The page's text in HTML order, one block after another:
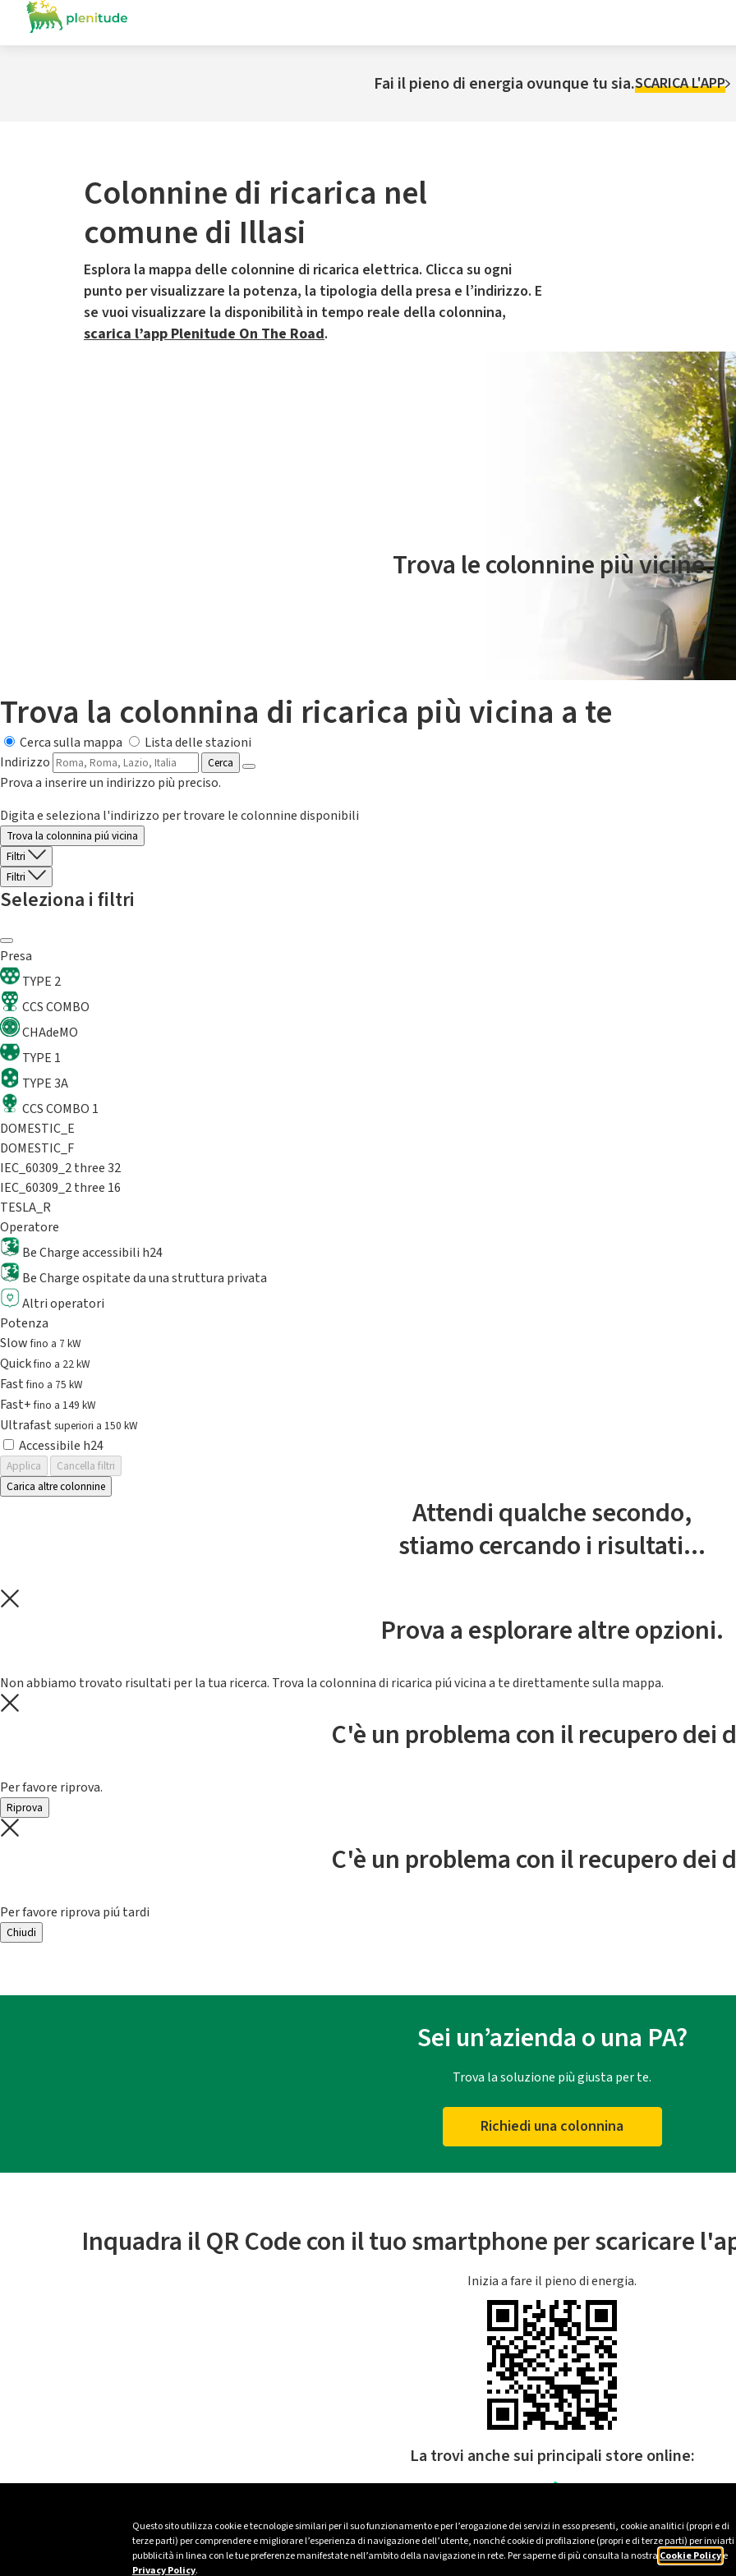
Questo sito utilizza cookie e tecnologie similari per il suo funzionamento e per l’erogazione dei servizi in esso presenti, cookie analitici (propri e di
terze parti) per comprendere e migliorare l’esperienza di navigazione dell’utente, nonché cookie di profilazione (propri e di terze parti) per inviarti
pubblicità in linea con le tue preferenze manifestate nell’ambito della navigazione in rete. Per saperne di più consulta la nostra Cookie Policye
Privacy Policy.
Fai il pieno di energia ovunque tu sia.SCARICA L'APP
Colonnine di ricarica nel
comune di Illasi
Esplora la mappa delle colonnine di ricarica elettrica. Clicca su ogni
punto per visualizzare la potenza, la tipologia della presa e l’indirizzo. E
se vuoi visualizzare la disponibilità in tempo reale della colonnina,
scarica l’app Plenitude On The Road.
Il servizio di mobilità elettrica è gestito da Plenitude On The Road
Trova le colonnine più vicine.
Trova la colonnina di ricarica più vicina a te
Cerca sulla mappa
Lista delle stazioni
Indirizzo
Cerca
Prova a inserire un indirizzo più preciso.
Digita e seleziona l'indirizzo per trovare le colonnine disponibili
Trova la colonnina piú vicina
Filtri
Filtri
Seleziona i filtri
Presa
TYPE 2
CCS COMBO
CHAdeMO
TYPE 1
TYPE 3A
CCS COMBO 1
DOMESTIC_E
DOMESTIC_F
IEC_60309_2 three 32
IEC_60309_2 three 16
TESLA_R
Operatore
Be Charge accessibili h24
Be Charge ospitate da una struttura privata
Altri operatori
Potenza
Slowfino a 7 kW
Quickfino a 22 kW
Fastfino a 75 kW
Fast+fino a 149 kW
Ultrafast superiori a 150 kW
Accessibile h24
Applica
Cancella filtri
Carica altre colonnine
Attendi qualche secondo,
stiamo cercando i risultati...
Prova a esplorare altre opzioni.
Non abbiamo trovato risultati per la tua ricerca. Trova la colonnina di ricarica piú vicina a te direttamente sulla mappa.
C'è un problema con il recupero dei
Per favore riprova.
Riprova
C'è un problema con il recupero dei
Per favore riprova piú tardi
Chiudi
Sei un’azienda o una PA?
Trova la soluzione più giusta per te.
Richiedi una colonnina
Inquadra il QR Code con il tuo smartphone per scaricare
Inizia a fare il pieno di energia.
La trovi anche sui principali store online: